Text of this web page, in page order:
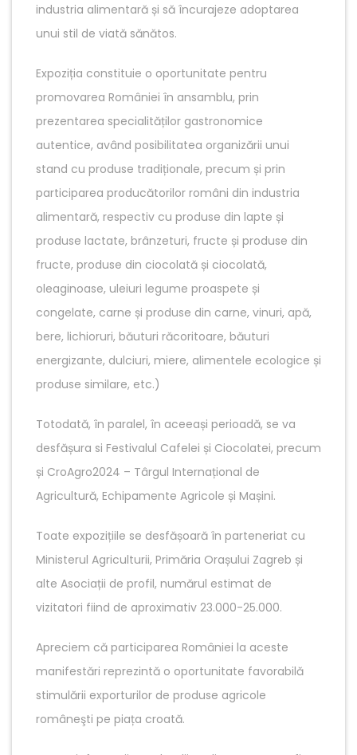
industria alimentară și să încurajeze adoptarea
unui stil de viată sănătos.
Expoziția constituie o oportunitate pentru
promovarea României în ansamblu, prin
prezentarea specialităților gastronomice
autentice, având posibilitatea organizării unui
stand cu produse tradiționale, precum și prin
participarea producătorilor români din industria
alimentară, respectiv cu produse din lapte și
produse lactate, brânzeturi, fructe și produse din
fructe, produse din ciocolată și ciocolată,
oleaginoase, uleiuri legume proaspete și
congelate, carne și produse din carne, vinuri, apă,
bere, lichioruri, băuturi răcoritoare, băuturi
energizante, dulciuri, miere, alimentele ecologice și
produse similare, etc.)
Totodată, în paralel, în aceeași perioadă, se va
desfășura si Festivalul Cafelei și Ciocolatei, precum
și CroAgro2024 – Târgul Internațional de
Agricultură, Echipamente Agricole și Mașini.
Toate expozițiile se desfășoară în parteneriat cu
Ministerul Agriculturii, Primăria Orașului Zagreb și
alte Asociații de profil, numărul estimat de
vizitatori fiind de aproximativ 23.000-25.000.
Apreciem că participarea României la aceste
manifestări reprezintă o oportunitate favorabilă
stimulării exporturilor de produse agricole
româneşti pe piața croată.